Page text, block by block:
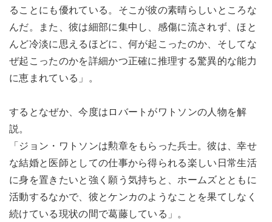
ることにも優れている。そこが彼の素晴らしいところな
んだ。また、彼は細部に集中し、感傷に流されず、ほと
んど冷淡に思えるほどに、何が起こったのか、そしてな
ぜ起こったのかを詳細かつ正確に推理する驚異的な能力
に恵まれている」。
するとなぜか、今度はロバートがワトソンの人物を解
説。
「ジョン・ワトソンは勲章をもらった兵士。彼は、幸せ
な結婚と医師としての仕事から得られる楽しい日常生活
に身を置きたいと強く願う気持ちと、ホームズとともに
活動するなかで、彼とケンカのようなことを果てしなく
続けている現状の間で葛藤している」。